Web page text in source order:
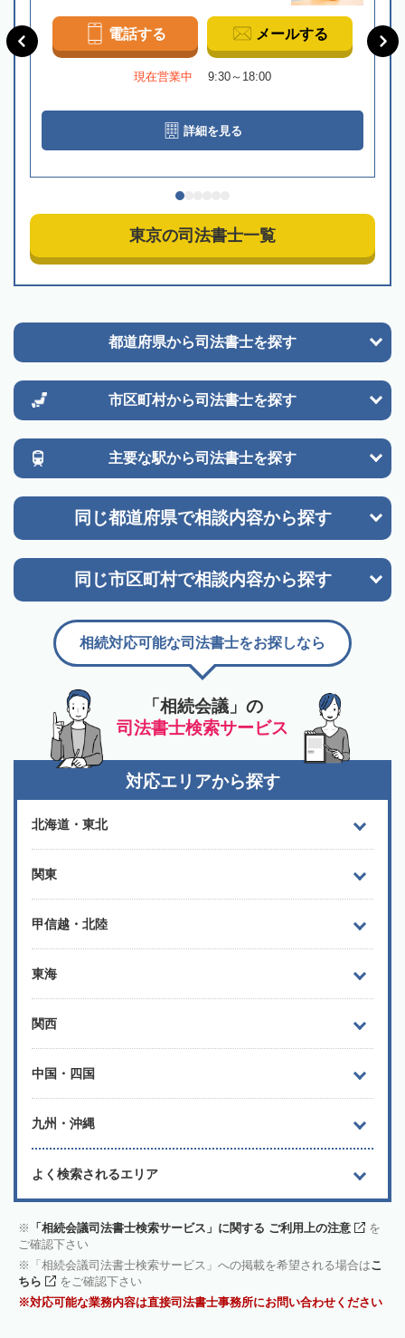
電話する メールする
現在営業中 9:30～18:00
詳細を見る
東京の司法書士一覧
都道府県から司法書士を探す
市区町村から司法書士を探す
主要な駅から司法書士を探す
同じ都道府県で相談内容から探す
同じ市区町村で相談内容から探す
「相続会議」の
司法書士検索サービス
相続対応可能な司法書士をお探しなら
対応エリアから探す
北海道・東北
関東
甲信越・北陸
東海
関西
中国・四国
九州・沖縄
よく検索されるエリア
「相続会議司法書士検索サービス」に関する ご利用上の注意
を
ご確認下さい
「相続会議司法書士検索サービス」への掲載を希望される場合はこ
ちら
をご確認下さい
対応可能な業務内容は直接司法書士事務所にお問い合わせください